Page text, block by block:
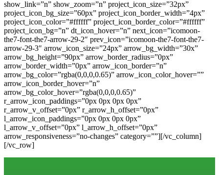
show_link=”n” show_zoom=”n” project_icon_size=”32px”
project_icon_bg_size=”60px” project_icon_border_width=”4px”
project_icon_color=”#ffffff” project_icon_border_color=”#ffffff”
project_icon_bg=”n” dt_icon_hover=”n” next_icon=”icomoon-
the7-font-the7-arrow-29-2″ prev_icon=”icomoon-the7-font-the7-
arrow-29-3″ arrow_icon_size=”24px” arrow_bg_width=”30x”
arrow_bg_height=”90px” arrow_border_radius=”0px”
arrow_border_width=”0px” arrow_icon_border=”n”
arrow_bg_color=”rgba(0,0,0,0.65)” arrow_icon_color_hover=””
arrow_icon_border_hover=”n”
arrow_bg_color_hover=”rgba(0,0,0,0.65)”
r_arrow_icon_paddings=”0px 0px 0px 0px”
r_arrow_v_offset=”0px” r_arrow_h_offset=”0px”
l_arrow_icon_paddings=”0px 0px 0px 0px”
l_arrow_v_offset=”0px” l_arrow_h_offset=”0px”
arrow_responsiveness=”no-changes” category=””][/vc_column]
[/vc_row]